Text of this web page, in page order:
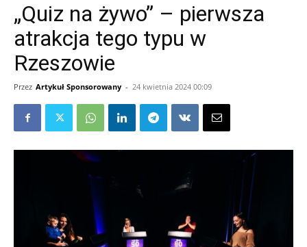
„Quiz na żywo” – pierwsza
atrakcja tego typu w
Rzeszowie
Przez Artykuł Sponsorowany - 24 kwietnia 2024 00:09